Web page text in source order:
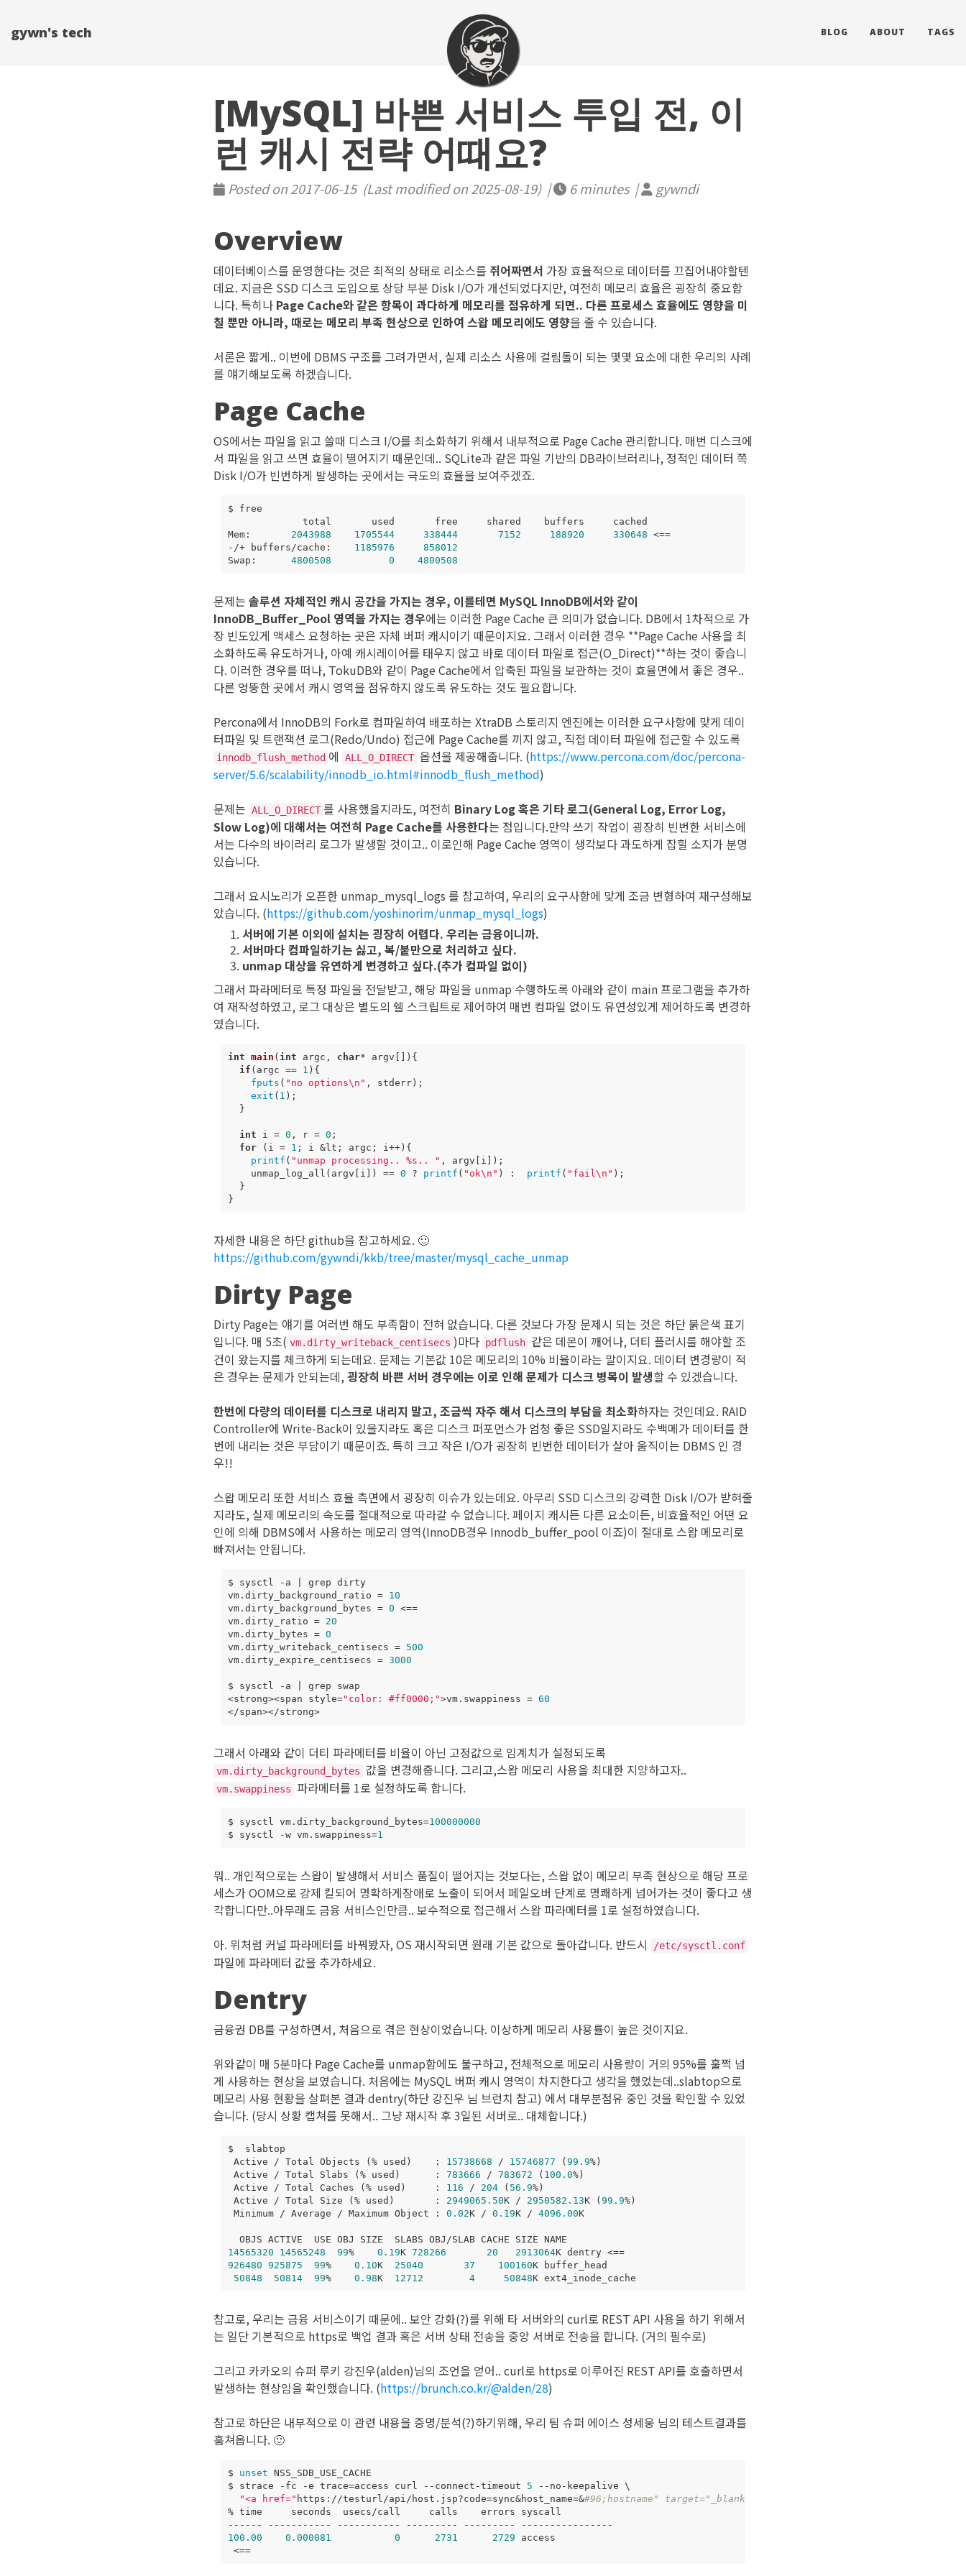
gywn's tech BLOG ABOUT TAGS
[MySQL] 바쁜 서비스 투입 전, 이
런 캐시 전략 어때요?
Posted on 2017-06-15 (Last modified on 2025-08-19) | 6 minutes | gywndi
Overview
데이터베이스를 운영한다는 것은 최적의 상태로 리소스를 쥐어짜면서 가장 효율적으로 데이터를 끄집어내야할텐
데요. 지금은 SSD 디스크 도입으로 상당 부분 Disk I/O가 개선되었다지만, 여전히 메모리 효율은 굉장히 중요합
니다. 특히나 Page Cache와 같은 항목이 과다하게 메모리를 점유하게 되면.. 다른 프로세스 효율에도 영향을 미
칠 뿐만 아니라, 때로는 메모리 부족 현상으로 인하여 스왑 메모리에도 영향을 줄 수 있습니다.
서론은 짧게.. 이번에 DBMS 구조를 그려가면서, 실제 리소스 사용에 걸림돌이 되는 몇몇 요소에 대한 우리의 사례
를 얘기해보도록 하겠습니다.
Page Cache
OS에서는 파일을 읽고 쓸때 디스크 I/O를 최소화하기 위해서 내부적으로 Page Cache 관리합니다. 매번 디스크에
서 파일을 읽고 쓰면 효율이 떨어지기 때문인데.. SQLite과 같은 파일 기반의 DB라이브러리나, 정적인 데이터 쪽
Disk I/O가 빈번하게 발생하는 곳에서는 극도의 효율을 보여주겠죠.
Mem: 2043988 1705544 338444 7152 188920 330648 <==
-/+ buffers/cache: 1185976
858012
Swap: 4800508 0 4800508
문제는 솔루션 자체적인 캐시 공간을 가지는 경우, 이를테면 MySQL InnoDB에서와 같이
InnoDB_Buffer_Pool 영역을 가지는 경우에는 이러한 Page Cache 큰 의미가 없습니다. DB에서 1차적으로 가
장 빈도있게 액세스 요청하는 곳은 자체 버퍼 캐시이기 때문이지요. 그래서 이러한 경우 **Page Cache 사용을 최
소화하도록 유도하거나, 아예 캐시레이어를 태우지 않고 바로 데이터 파일로 접근(O_Direct)**하는 것이 좋습니
다. 이러한 경우를 떠나, TokuDB와 같이 Page Cache에서 압축된 파일을 보관하는 것이 효율면에서 좋은 경우..
다른 엉뚱한 곳에서 캐시 영역을 점유하지 않도록 유도하는 것도 필요합니다.
Percona에서 InnoDB의 Fork로 컴파일하여 배포하는 XtraDB 스토리지 엔진에는 이러한 요구사항에 맞게 데이
터파일 및 트랜잭션 로그(Redo/Undo) 접근에 Page Cache를 끼지 않고, 직접 데이터 파일에 접근할 수 있도록
innodb_flush_method 에 ALL_O_DIRECT 옵션을 제공해줍니다. (https://www.percona.com/doc/percona-
server/5.6/scalability/innodb_io.html#innodb_flush_method)
문제는 ALL_O_DIRECT 를 사용했을지라도, 여전히 Binary Log 혹은 기타 로그(General Log, Error Log,
Slow Log)에 대해서는 여전히 Page Cache를 사용한다는 점입니다.만약 쓰기 작업이 굉장히 빈번한 서비스에
서는 다수의 바이러리 로그가 발생할 것이고.. 이로인해 Page Cache 영역이 생각보다 과도하게 잡힐 소지가 분명
있습니다.
그래서 요시노리가 오픈한 unmap_mysql_logs 를 참고하여, 우리의 요구사항에 맞게 조금 변형하여 재구성해보
았습니다. (https://github.com/yoshinorim/unmap_mysql_logs)
서버에 기본 이외에 설치는 굉장히 어렵다. 우리는 금융이니까.
서버마다 컴파일하기는 싫고, 복/붙만으로 처리하고 싶다.
unmap 대상을 유연하게 변경하고 싶다.(추가 컴파일 없이)
그래서 파라메터로 특정 파일을 전달받고, 해당 파일을 unmap 수행하도록 아래와 같이 main 프로그램을 추가하
여 재작성하였고, 로그 대상은 별도의 쉘 스크립트로 제어하여 매번 컴파일 없이도 유연성있게 제어하도록 변경하
였습니다.
int main ( int argc , char* argv []) {
if ( argc == 1 ){
fputs ( "no options\n " , stderr);
exit ( 1 );
}
int i = 0 , r = 0 ;
for
( i = 1 ; i &lt ; argc ; i ++){
printf ( "unmap processing.. %s.. " , argv [ i ]);
unmap_log_all ( argv [ i ]) == 0 ? printf ( "ok\n " ) : printf ( "fail \n " );
}
}
자세한 내용은 하단 github을 참고하세요. 🙂
https://github.com/gywndi/kkb/tree/master/mysql_cache_unmap
Dirty Page
Dirty Page는 얘기를 여러번 해도 부족함이 전혀 없습니다. 다른 것보다 가장 문제시 되는 것은 하단 붉은색 표기
입니다. 매 5초( vm.dirty_writeback_centisecs )마다 pdflush 같은 데몬이 깨어나, 더티 플러시를 해야할 조
건이 왔는지를 체크하게 되는데요. 문제는 기본값 10은 메모리의 10% 비율이라는 말이지요. 데이터 변경량이 적
은 경우는 문제가 안되는데, 굉장히 바쁜 서버 경우에는 이로 인해 문제가 디스크 병목이 발생할 수 있겠습니다.
한번에 다량의 데이터를 디스크로 내리지 말고, 조금씩 자주 해서 디스크의 부담을 최소화하자는 것인데요. RAID
Controller에 Write-Back이 있을지라도 혹은 디스크 퍼포먼스가 엄청 좋은 SSD일지라도 수백메가 데이터를 한
번에 내리는 것은 부담이기 때문이죠. 특히 크고 작은 I/O가 굉장히 빈번한 데이터가 살아 움직이는 DBMS 인 경
우!!
스왑 메모리 또한 서비스 효율 측면에서 굉장히 이슈가 있는데요. 아무리 SSD 디스크의 강력한 Disk I/O가 받혀줄
지라도, 실제 메모리의 속도를 절대적으로 따라갈 수 없습니다. 페이지 캐시든 다른 요소이든, 비효율적인 어떤 요
인에 의해 DBMS에서 사용하는 메모리 영역(InnoDB경우 Innodb_buffer_pool 이죠)이 절대로 스왑 메모리로
빠져서는 안됩니다.
$ sysctl -a
grep dirty
vm.dirty_background_ratio =
10
vm.dirty_background_bytes = 0 <==
vm.dirty_ratio =
20
vm.dirty_bytes = 0
vm.dirty_writeback_centisecs =
500
vm.dirty_expire_centisecs = 3000
$ sysctl -a
<strong><span style="color: #ff0000;">vm.swappiness = 60
</span></strong>
그래서 아래와 같이 더티 파라메터를 비율이 아닌 고정값으로 임계치가 설정되도록
vm.dirty_background_bytes 값을 변경해줍니다. 그리고,스왑 메모리 사용을 최대한 지양하고자..
vm.swappiness 파라메터를 1로 설정하도록 합니다.
$ sysctl vm.dirty_background_bytes=100000000
$ sysctl -w vm.swappiness=1
뭐.. 개인적으로는 스왑이 발생해서 서비스 품질이 떨어지는 것보다는, 스왑 없이 메모리 부족 현상으로 해당 프로
세스가 OOM으로 강제 킬되어 명확하게장애로 노출이 되어서 페일오버 단계로 명쾌하게 넘어가는 것이 좋다고 생
각합니다만..아무래도 금융 서비스인만큼.. 보수적으로 접근해서 스왑 파라메터를 1로 설정하였습니다.
아. 위처럼 커널 파라메터를 바꿔봤자, OS 재시작되면 원래 기본 값으로 돌아갑니다. 반드시
/etc/sysctl.conf
파일에 파라메터 값을 추가하세요.
Dentry
금융권 DB를 구성하면서, 처음으로 겪은 현상이었습니다. 이상하게 메모리 사용률이 높은 것이지요.
위와같이 매 5분마다 Page Cache를 unmap함에도 불구하고, 전체적으로 메모리 사용량이 거의 95%를 훌쩍 넘
게 사용하는 현상을 보였습니다. 처음에는 MySQL 버퍼 캐시 영역이 차지한다고 생각을 했었는데..slabtop으로
메모리 사용 현황을 살펴본 결과 dentry(하단 강진우 님 브런치 참고) 에서 대부분점유 중인 것을 확인할 수 있었
습니다. (당시 상황 캡쳐를 못해서.. 그냥 재시작 후 3일된 서버로.. 대체합니다.)
Active / Total Objects
(% used )
    :
15738668 / 15746877 (99.9%)
Active / Total Slabs
(% used )
      :
783666 / 783672 ( 100.0%)
Active / Total Caches
(% used )
     :
116 / 204 ( 56.9%)
Active / Total Size
(% used )
       :
2949065.50K / 2950582.13K (99.9%)
Minimum / Average / Maximum Object : 0.02K / 0.19K / 4096.00 K
14565320
14565248 99% 0.19K 728266 20 2913064K dentry <==
926480 925875 99% 0.10K 25040 37 100160
50848
50814 99% 0.98K 12712 4 50848
참고로, 우리는 금융 서비스이기 때문에.. 보안 강화(?)를 위해 타 서버와의 curl로 REST API 사용을 하기 위해서
는 일단 기본적으로 https로 백업 결과 혹은 서버 상태 전송을 중앙 서버로 전송을 합니다. (거의 필수로)
그리고 카카오의 슈퍼 루키 강진우(alden)님의 조언을 얻어.. curl로 https로 이루어진 REST API를 호출하면서
발생하는 현상임을 확인했습니다. (https://brunch.co.kr/@alden/28)
참고로 하단은 내부적으로 이 관련 내용을 증명/분석(?)하기위해, 우리 팀 슈퍼 에이스 성세웅 님의 테스트결과를
훔쳐옵니다. 🙂
$ unset
$ strace -fc
-e trace=access curl --connect-timeout 5 --no-keepalive
"<a href=" https://testurl/api/host.jsp?code=sync&host_name=&#96;hostname" target="_blank">https://testurl/api/
% time
100.00
0.000081 0 2731 2729
<==